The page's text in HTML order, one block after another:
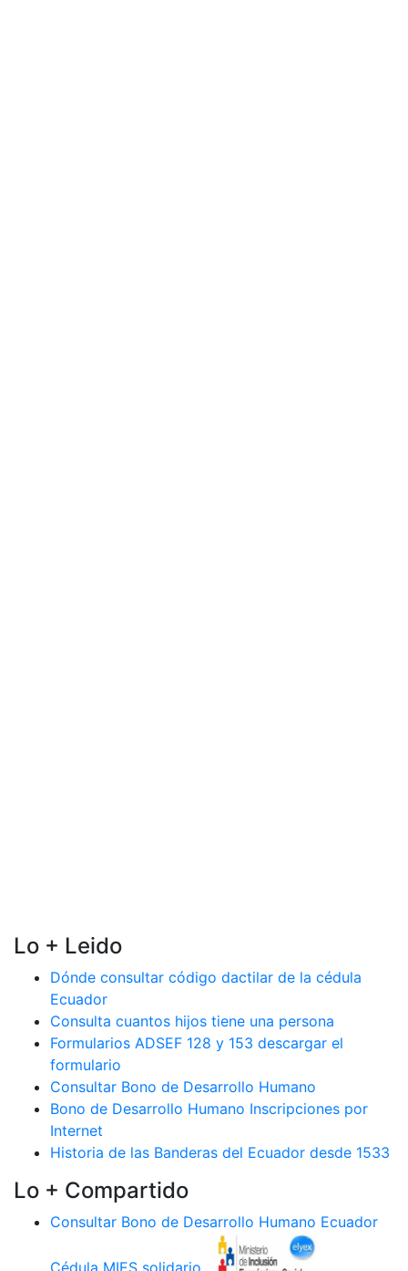
Lo + Leido
Dónde consultar código dactilar de la cédula
Ecuador
Consulta cuantos hijos tiene una persona
Formularios ADSEF 128 y 153 descargar el
formulario
Consultar Bono de Desarrollo Humano
Bono de Desarrollo Humano Inscripciones por
Internet
Historia de las Banderas del Ecuador desde 1533
Lo + Compartido
Consultar Bono de Desarrollo Humano Ecuador